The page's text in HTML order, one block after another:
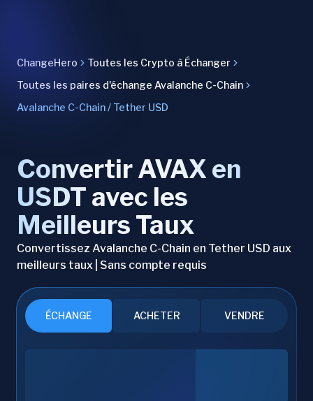
ChangeHero
Toutes les Crypto à Échanger
Toutes les paires d'échange Avalanche C-Chain
Avalanche C-Chain / Tether USD
Convertir AVAX en
USDT avec les
Meilleurs Taux
Convertissez Avalanche C-Chain en Tether USD aux
meilleurs taux | Sans compte requis
ÉCHANGE ACHETER VENDRE